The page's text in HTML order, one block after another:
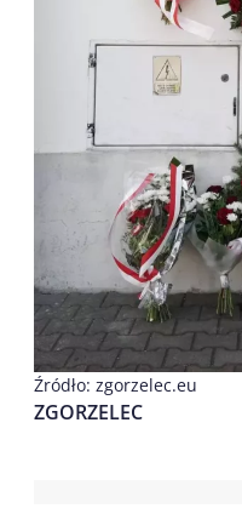
Źródło: zgorzelec.eu
ZGORZELEC